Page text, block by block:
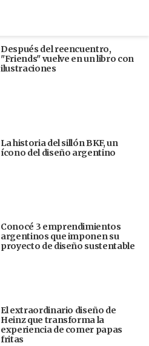
Después del reencuentro,
"Friends" vuelve en un libro con
ilustraciones
La historia del sillón BKF, un
ícono del diseño argentino
Conocé 3 emprendimientos
argentinos que imponen su
proyecto de diseño sustentable
El extraordinario diseño de
Heinz que transforma la
experiencia de comer papas
fritas